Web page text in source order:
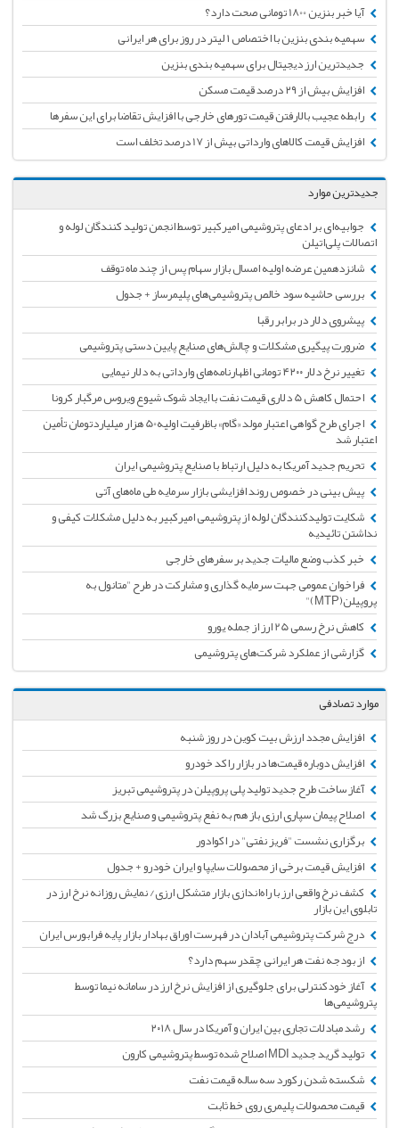
آیا خبر بنزین 1800 تومانی صحت دارد؟
سهمیه بندی بنزین با اختصاص ۱ لیتر در روز برای هر ایرانی
جدیدترین ارز دیجیتال برای سهمیه بندی بنزین
افزایش بیش از ۲۹ درصد قیمت مسکن
رابطه عجیب بالارفتن قیمت تورهای خارجی با افزایش تقاضا برای این سفرها
افزایش قیمت کالاهای وارداتی بیش از 17 درصد تخلف است
جدیدترین موارد
جوابیه‌ای بر ادعای پتروشیمی امیرکبیر توسط انجمن تولید کنندگان لوله و
اتصالات پلی‌اتیلن
شانزدهمین عرضه اولیه امسال بازار سهام پس از چند ماه توقف
بررسی حاشیه سود خالص پتروشیمی‌های پلیمرساز + جدول
پیشروی دلار در برابر رقبا
ضرورت پیگیری مشکلات و چالش‌های صنایع پایین دستی پتروشیمی
تغییر نرخ دلار ۴۲۰۰ تومانی اظهارنامه‌های وارداتی به دلار نیمایی
احتمال کاهش 5 دلاری قیمت نفت با ایجاد شوک شیوع ویروس مرگبار کرونا
اجرای طرح گواهی اعتبار مولد «گام» باظرفیت اولیه50 هزار میلیاردتومان تأمین
اعتبار شد
تحریم جدید آمریکا به دلیل ارتباط با صنایع پتروشیمی ایران
پیش بینی در خصوص روند افزایشی بازار سرمایه طی ماه‌های آتی
شکایت تولیدکنندگان لوله از پتروشیمی امیرکبیر به دلیل مشکلات کیفی و
نداشتن تائیدیه
خبر کذب وضع مالیات جدید بر سفرهای خارجی
فراخوان عمومی جهت سرمایه گذاری و مشارکت در طرح "متانول به
پروپیلن(MTP)"
کاهش نرخ رسمی 25 ارز از جمله یورو
گزارشی از عملکرد شرکت‌های پتروشیمی
موارد تصادفی
افزایش مجدد ارزش بیت کوین در روز شنبه
افزایش دوباره قیمت‌ها در بازار راکد خودرو
آغاز ساخت طرح جدید تولید پلی پروپیلن در پتروشیمی تبریز
اصلاح پیمان سپاری ارزی باز هم به نفع پتروشیمی‌ و صنایع بزرگ شد
برگزاری نشست "فریز نفتی" در اکوادور
افزایش قیمت برخی از محصولات سایپا و ایران خودرو + جدول
کشف نرخ واقعی ارز با راه‌اندازی بازار متشکل ارزی/ نمایش روزانه نرخ ارز در
تابلوی این بازار
درج شرکت پتروشیمی آبادان در فهرست اوراق بهادار بازار پایه فرابورس ایران
از بودجه نفت هر ایرانی چقدر سهم دارد؟
آغاز خودکنترلی برای جلوگیری از افزایش نرخ ارز در سامانه نیما توسط
پتروشیمی‌ها
رشد مبادلات تجاری بین ایران و آمریکا در سال ۲۰۱۸
تولید گرید جدید MDI اصلاح شده توسط پتروشیمی کارون
شکسته شدن رکورد سه ساله قیمت نفت
قیمت محصولات پلیمری روی خط ثابت